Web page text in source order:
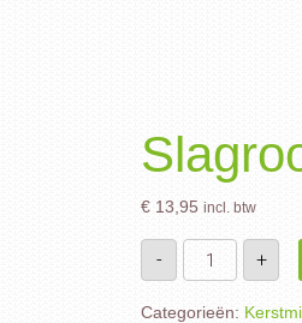
€ 13,95 incl. btw
-
Slagroomsnit
aantal
+
Categorieën: